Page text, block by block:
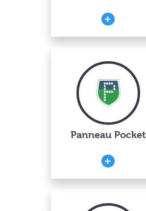
Panneau Pocket